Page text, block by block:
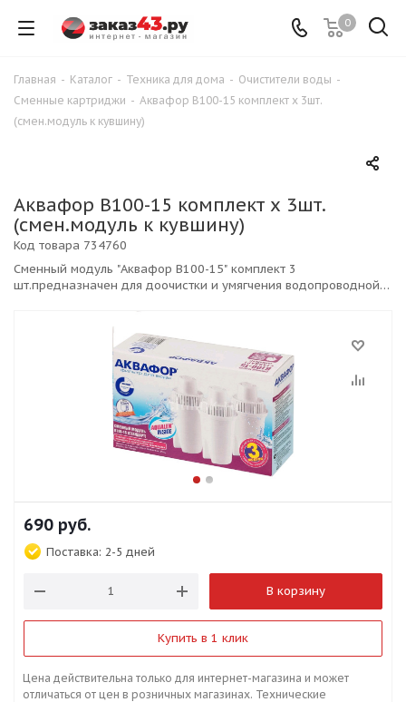
0
Главная - Каталог - Техника для дома - Очистители воды -
Сменные картриджи - Аквафор В100-15 комплект х 3шт.
(смен.модуль к кувшину)
Аквафор В100-15 комплект х 3шт.
(смен.модуль к кувшину)
Сменный модуль "Аквафор В100-15" комплект 3
шт.предназначен для доочистки и умягчения водопроводной
немецкого и американского производства.
Код товара 734760
690 руб.
Поставка: 2-5 дней
В корзину
Купить в 1 клик
Цена действительна только для интернет-магазина и может
отличаться от цен в розничных магазинах. Технические